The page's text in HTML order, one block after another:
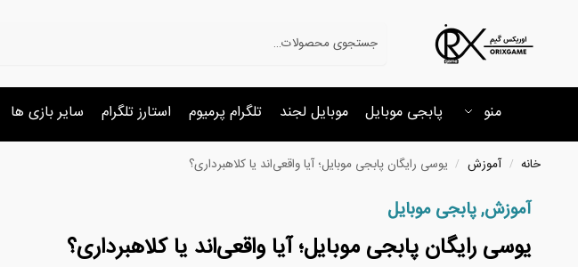
منو پابجی موبایل موبایل لجند تلگرام پرمیوم استارز تلگرام سایر بازی ها
خانه / آموزش / یوسی رایگان پابجی موبایل؛ آیا واقعی‌اند یا کلاهبرداری؟
آموزش,پابجی موبایل
یوسی رایگان پابجی موبایل؛ آیا واقعی‌اند یا کلاهبرداری؟